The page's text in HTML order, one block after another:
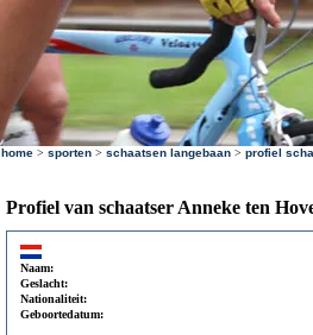
home > sporten > schaatsen langebaan > profiel
Profiel van schaatser Anneke ten
Naam:
Geslacht:
Nationaliteit:
Geboortedatum: